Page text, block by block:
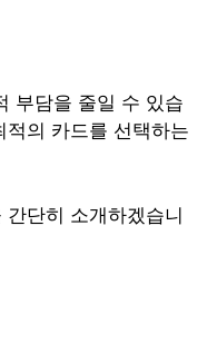
부담을 줄일 수 있습
의 카드를 선택하는
간단히 소개하겠습니